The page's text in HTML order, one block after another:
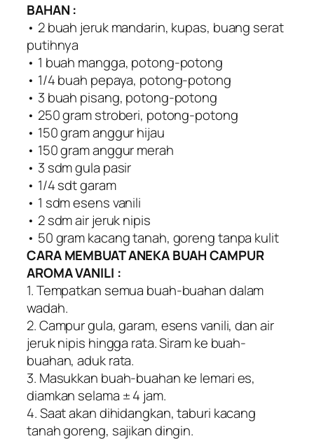
BAHAN :
• 2 buah jeruk mandarin, kupas, buang serat
putihnya
• 1 buah mangga, potong-potong
• 1/4 buah pepaya, potong-potong
• 3 buah pisang, potong-potong
• 250 gram stroberi, potong-potong
• 150 gram anggur hijau
• 150 gram anggur merah
• 3 sdm gula pasir
• 1/4 sdt garam
• 1 sdm esens vanili
• 2 sdm air jeruk nipis
• 50 gram kacang tanah, goreng tanpa kulit
CARA MEMBUAT ANEKA BUAH CAMPUR
AROMA VANILI :
1. Tempatkan semua buah-buahan dalam
wadah.
2. Campur gula, garam, esens vanili, dan air
jeruk nipis hingga rata. Siram ke buah-
buahan, aduk rata.
3. Masukkan buah-buahan ke lemari es,
diamkan selama ± 4 jam.
4. Saat akan dihidangkan, taburi kacang
tanah goreng, sajikan dingin.